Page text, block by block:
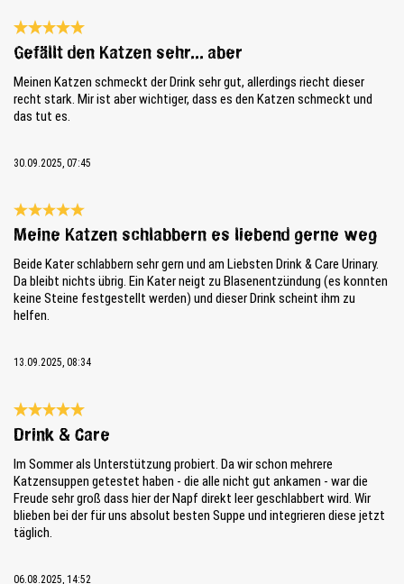
Reseña con calificación de 5 de 5 estrellas
Gefällt den Katzen sehr... aber
Meinen Katzen schmeckt der Drink sehr gut, allerdings riecht dieser
recht stark. Mir ist aber wichtiger, dass es den Katzen schmeckt und
das tut es.
30.09.2025, 07:45
Reseña con calificación de 5 de 5 estrellas
Meine Katzen schlabbern es liebend gerne weg
Beide Kater schlabbern sehr gern und am Liebsten Drink & Care Urinary.
Da bleibt nichts übrig. Ein Kater neigt zu Blasenentzündung (es konnten
keine Steine festgestellt werden) und dieser Drink scheint ihm zu
helfen.
13.09.2025, 08:34
Reseña con calificación de 5 de 5 estrellas
Drink & Care
Im Sommer als Unterstützung probiert. Da wir schon mehrere
Katzensuppen getestet haben - die alle nicht gut ankamen - war die
Freude sehr groß dass hier der Napf direkt leer geschlabbert wird. Wir
blieben bei der für uns absolut besten Suppe und integrieren diese jetzt
täglich.
06.08.2025, 14:52